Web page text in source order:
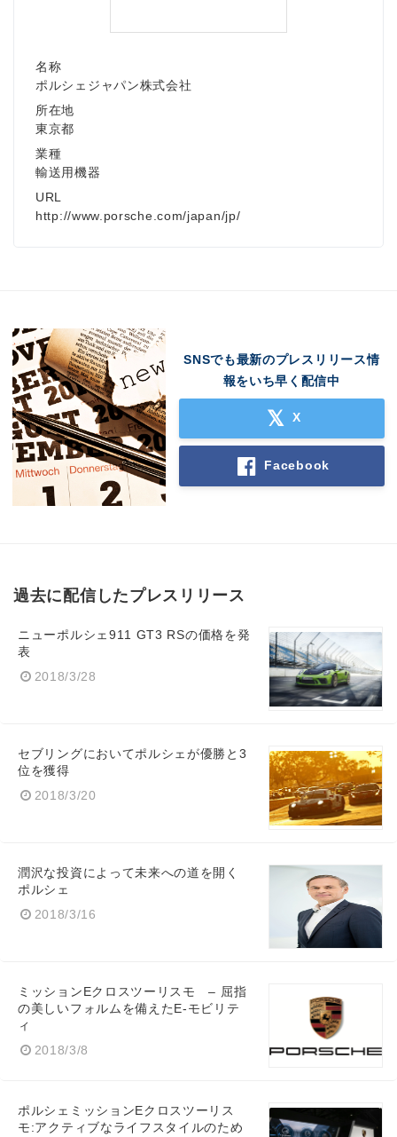
名称
ポルシェジャパン株式会社
所在地
東京都
業種
輸送用機器
URL
http://www.porsche.com/japan/jp/
SNSでも最新のプレスリリース情
報をいち早く配信中
X
Facebook
過去に配信したプレスリリース
ニューポルシェ911 GT3 RSの価格を発
表
2018/3/28
セブリングにおいてポルシェが優勝と3
位を獲得
2018/3/20
潤沢な投資によって未来への道を開く
ポルシェ
2018/3/16
ミッションEクロスツーリスモ – 屈指
の美しいフォルムを備えたE-モビリテ
ィ
2018/3/8
ポルシェミッションEクロスツーリス
モ:アクティブなライフスタイルのため